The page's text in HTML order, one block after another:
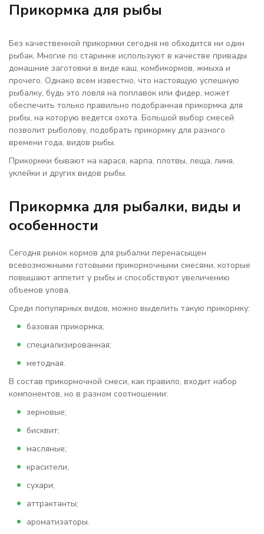
Прикормка для рыбы
Без качественной прикормки сегодня не обходится ни один
рыбак. Многие по старинке используют в качестве привады
домашние заготовки в виде каш, комбикормов, жмыха и
прочего. Однако всем известно, что настоящую успешную
рыбалку, будь это ловля на поплавок или фидер, может
обеспечить только правильно подобранная прикормка для
рыбы, на которую ведется охота. Большой выбор смесей
позволит рыболову, подобрать прикормку для разного
времени года, видов рыбы.
Прикормки бывают на карася, карпа, плотвы, леща, линя,
уклейки и других видов рыбы.
Прикормка для рыбалки, виды и
особенности
Сегодня рынок кормов для рыбалки перенасыщен
всевозможными готовыми прикормочными смесями, которые
повышают аппетит у рыбы и способствуют увеличению
объемов улова.
Среди популярных видов, можно выделить такую прикормку:
базовая прикормка;
специализированная;
методная.
В состав прикормочной смеси, как правило, входит набор
компонентов, но в разном соотношении:
зерновые;
бисквит;
масляные;
красители;
сухари;
аттрактанты;
ароматизаторы.